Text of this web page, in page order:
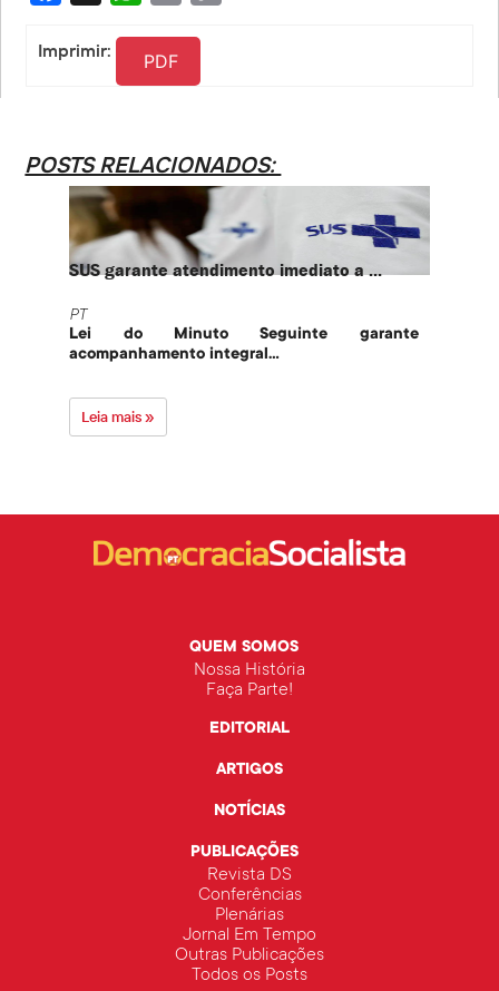
Imprimir: PDF
POSTS RELACIONADOS:
SUS garante atendimento imediato a ...
PT
Lei do Minuto Seguinte garante
acompanhamento integral...
Leia mais »
QUEM SOMOS
Nossa História
Faça Parte!
EDITORIAL
ARTIGOS
NOTÍCIAS
PUBLICAÇÕES
Revista DS
Conferências
Plenárias
Jornal Em Tempo
Outras Publicações
Todos os Posts